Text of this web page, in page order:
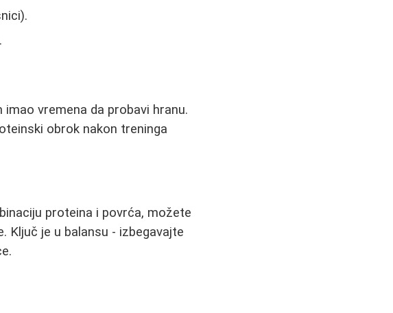
vremena da probavi hranu.
obrok nakon treninga
proteina i povrća, možete
Ključ je u balansu - izbegavajte